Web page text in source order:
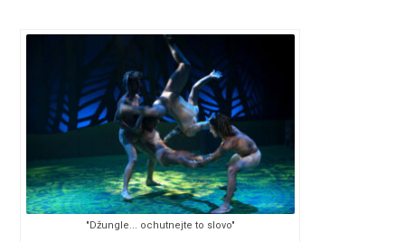
"Džungle... ochutnejte to slovo"